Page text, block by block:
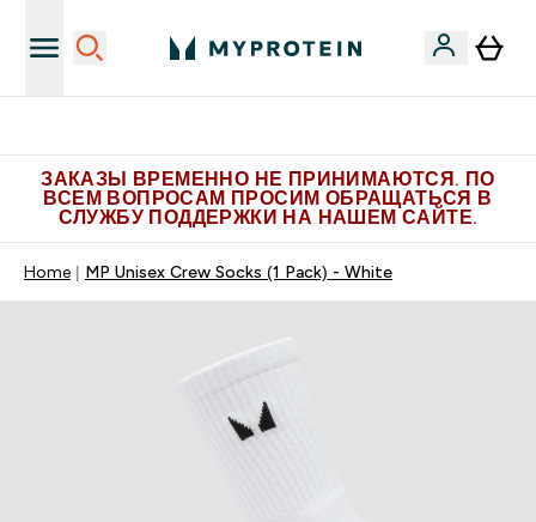
ЗАКАЗЫ ВРЕМЕННО НЕ ПРИНИМАЮТСЯ. ПО
ВСЕМ ВОПРОСАМ ПРОСИМ ОБРАЩАТЬСЯ В
СЛУЖБУ ПОДДЕРЖКИ НА НАШЕМ САЙТЕ.
Home MP Unisex Crew Socks (1 Pack) - White